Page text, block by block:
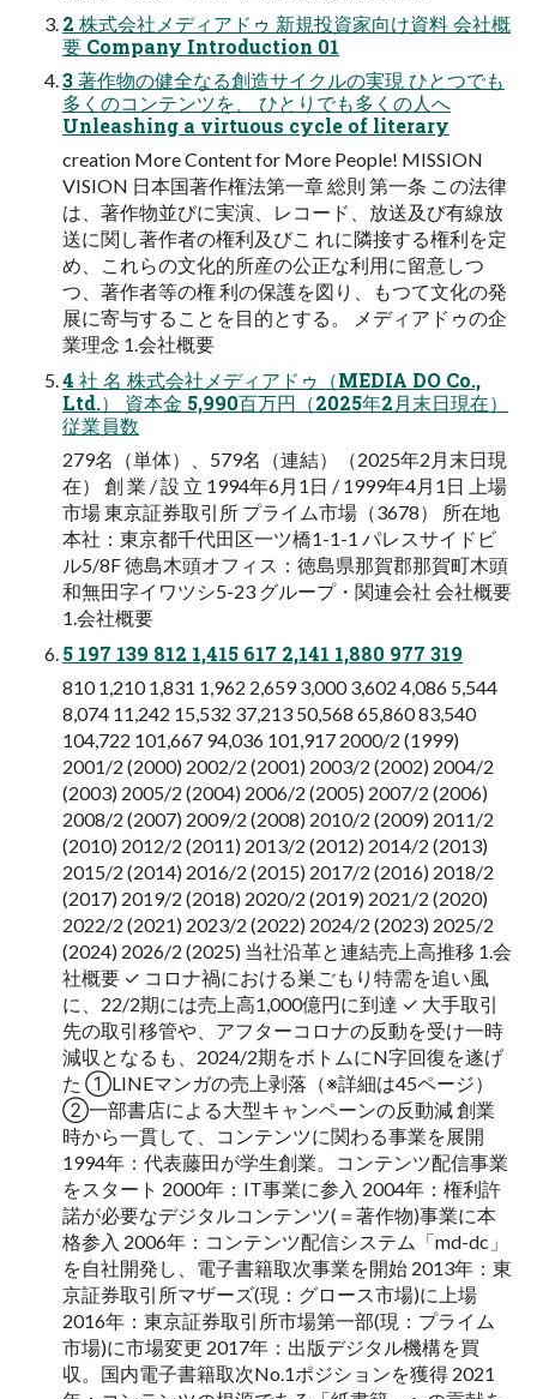
2 株式会社メディアドゥ 新規投資家向け資料 会社概
要 Company Introduction 01
3 著作物の健全なる創造サイクルの実現 ひとつでも
多くのコンテンツを、 ひとりでも多くの人へ
Unleashing a virtuous cycle of literary
creation More Content for More People! MISSION
VISION 日本国著作権法第一章 総則 第一条 この法律
は、著作物並びに実演、レコード、放送及び有線放
送に関し著作者の権利及びこ れに隣接する権利を定
め、これらの文化的所産の公正な利用に留意しつ
つ、著作者等の権 利の保護を図り、もつて文化の発
展に寄与することを目的とする。 メディアドゥの企
業理念 1.会社概要
4 社 名 株式会社メディアドゥ（MEDIA DO Co.,
Ltd.） 資本金 5,990百万円（2025年2月末日現在）
従業員数
279名（単体）、579名（連結）（2025年2月末日現
在） 創 業 / 設 立 1994年6月1日 / 1999年4月1日 上場
市場 東京証券取引所 プライム市場（3678） 所在地
本社：東京都千代田区一ツ橋1-1-1 パレスサイドビ
ル5/8F 徳島木頭オフィス：徳島県那賀郡那賀町木頭
和無田字イワツシ5-23 グループ・関連会社 会社概要
1.会社概要
5 197 139 812 1,415 617 2,141 1,880 977 319
810 1,210 1,831 1,962 2,659 3,000 3,602 4,086 5,544
8,074 11,242 15,532 37,213 50,568 65,860 83,540
104,722 101,667 94,036 101,917 2000/2 (1999)
2001/2 (2000) 2002/2 (2001) 2003/2 (2002) 2004/2
(2003) 2005/2 (2004) 2006/2 (2005) 2007/2 (2006)
2008/2 (2007) 2009/2 (2008) 2010/2 (2009) 2011/2
(2010) 2012/2 (2011) 2013/2 (2012) 2014/2 (2013)
2015/2 (2014) 2016/2 (2015) 2017/2 (2016) 2018/2
(2017) 2019/2 (2018) 2020/2 (2019) 2021/2 (2020)
2022/2 (2021) 2023/2 (2022) 2024/2 (2023) 2025/2
(2024) 2026/2 (2025) 当社沿革と連結売上高推移 1.会
社概要 ✓ コロナ禍における巣ごもり特需を追い風
に、22/2期には売上高1,000億円に到達 ✓ 大手取引
先の取引移管や、アフターコロナの反動を受け一時
減収となるも、2024/2期をボトムにN字回復を遂げ
た ➀LINEマンガの売上剥落（※詳細は45ページ）
②一部書店による大型キャンペーンの反動減 創業
時から一貫して、コンテンツに関わる事業を展開
1994年：代表藤田が学生創業。コンテンツ配信事業
をスタート 2000年：IT事業に参入 2004年：権利許
諾が必要なデジタルコンテンツ(＝著作物)事業に本
格参入 2006年：コンテンツ配信システム「md-dc」
を自社開発し、電子書籍取次事業を開始 2013年：東
京証券取引所マザーズ(現：グロース市場)に上場
2016年：東京証券取引所市場第一部(現：プライム
市場)に市場変更 2017年：出版デジタル機構を買
収。国内電子書籍取次No.1ポジションを獲得 2021